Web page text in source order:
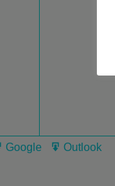
Export
Google
Export
Outlook